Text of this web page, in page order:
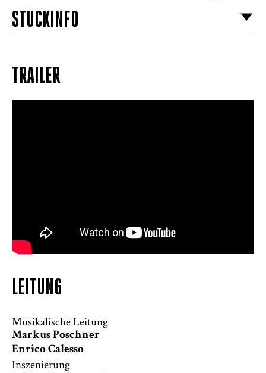
STÜCKINFO
TRAILER
LEITUNG
Musikalische Leitung
Markus Poschner
Enrico Calesso
Inszenierung